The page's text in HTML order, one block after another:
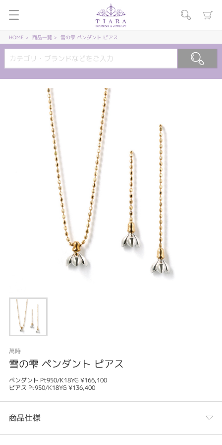
HOME 商品一覧 雪の雫 ペンダント ピアス
萬時
雪の雫 ペンダント ピアス
ペンダント Pt950/K18YG ¥166,100
ピアス Pt950/K18YG ¥136,400
商品仕様